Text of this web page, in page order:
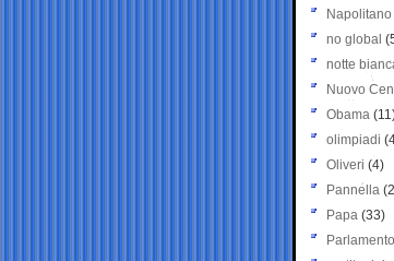
Napolitano
no global
notte
Nuovo
Obama
olimpiadi
Oliveri (4)
Pannella
Papa (33)
Parlamento